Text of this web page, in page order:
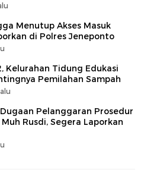
Menutup Akses Masuk
di Polres Jeneponto
Kelurahan Tidung Edukasi
Pemilahan Sampah
Pelanggaran Prosedur
Rusdi, Segera Laporkan